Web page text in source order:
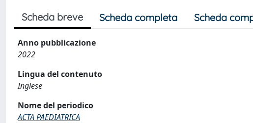
Scheda breve Scheda completa Scheda
Anno pubblicazione
2022
Lingua del contenuto
Inglese
Nome del periodico
ACTA PAEDIATRICA